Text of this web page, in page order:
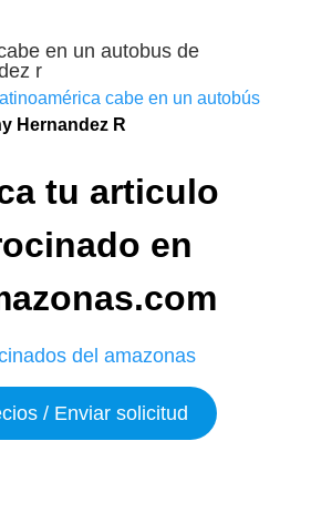
cabe en un autobús
Hernandez R
tu articulo
en
/ Enviar solicitud